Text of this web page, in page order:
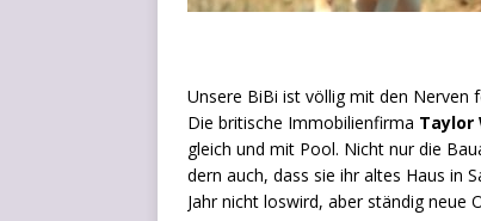
Unse­re BiBi ist völ­lig mit den Ner­ven
Die bri­ti­sche Immo­bi­li­en­fir­ma Tay­lor
gleich und mit Pool. Nicht nur die
dern auch, dass sie ihr altes Haus in
Jahr nicht los­wird, aber stän­dig neue